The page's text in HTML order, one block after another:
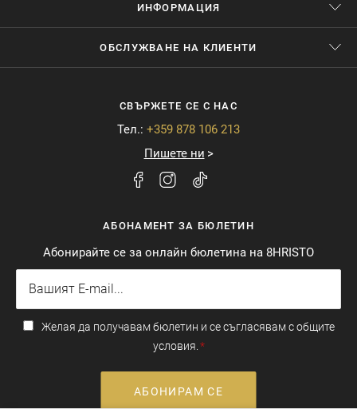
ИНФОРМАЦИЯ
ОБСЛУЖВАНЕ НА КЛИЕНТИ
СВЪРЖЕТЕ СЕ С НАС
Тел.: +359 878 106 213
Пишете ни
АБОНАМЕНТ ЗА БЮЛЕТИН
Абонирайте се за онлайн бюлетина на 8HRISTO
Желая да получавам бюлетин и се съгласявам с общите
условия.
АБОНИРАМ СЕ